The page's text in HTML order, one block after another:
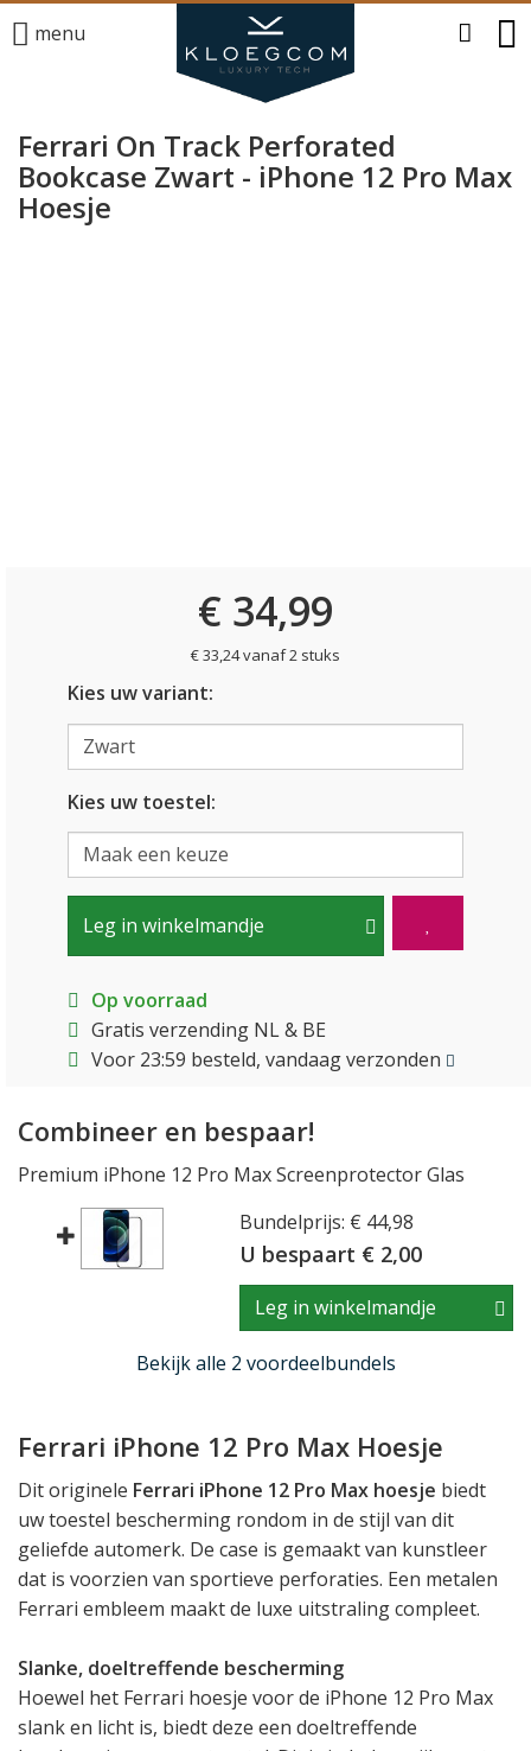
menu
Ferrari On Track Perforated
Bookcase Zwart - iPhone 12 Pro Max
Hoesje
€ 34,99
€ 33,24 vanaf 2 stuks
Kies uw variant:
Kies uw toestel:
Leg in winkelmandje
Op voorraad
Gratis verzending NL & BE
Voor 23:59 besteld, vandaag verzonden
Combineer en bespaar!
Premium iPhone 12 Pro Max Screenprotector Glas
Bundelprijs: € 44,98
U bespaart € 2,00
Leg in winkelmandje
Bekijk alle 2 voordeelbundels
Ferrari iPhone 12 Pro Max Hoesje
Dit originele Ferrari iPhone 12 Pro Max hoesje biedt
uw toestel bescherming rondom in de stijl van dit
geliefde automerk. De case is gemaakt van kunstleer
dat is voorzien van sportieve perforaties. Een metalen
Ferrari embleem maakt de luxe uitstraling compleet.
Slanke, doeltreffende bescherming
Hoewel het Ferrari hoesje voor de iPhone 12 Pro Max
slank en licht is, biedt deze een doeltreffende